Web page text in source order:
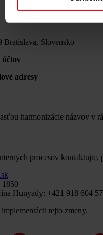
Bratislava, Slovensko
účtov
adresy
harmonizácie názvov v
procesov kontaktujte,
1850
Hunyady: +421 918 604
tejto zmeny.